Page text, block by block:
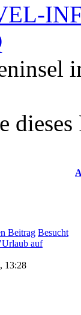
Besucht
auf
13:28